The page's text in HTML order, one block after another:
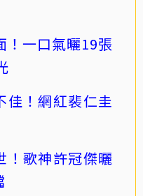
！一口氣曬19張
佳！網紅裴仁圭
！歌神許冠傑曬